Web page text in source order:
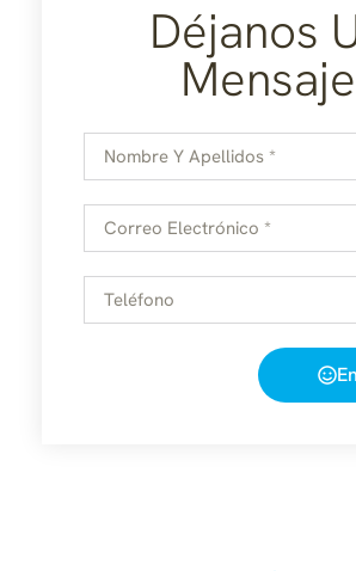
Déjanos
Mensaje